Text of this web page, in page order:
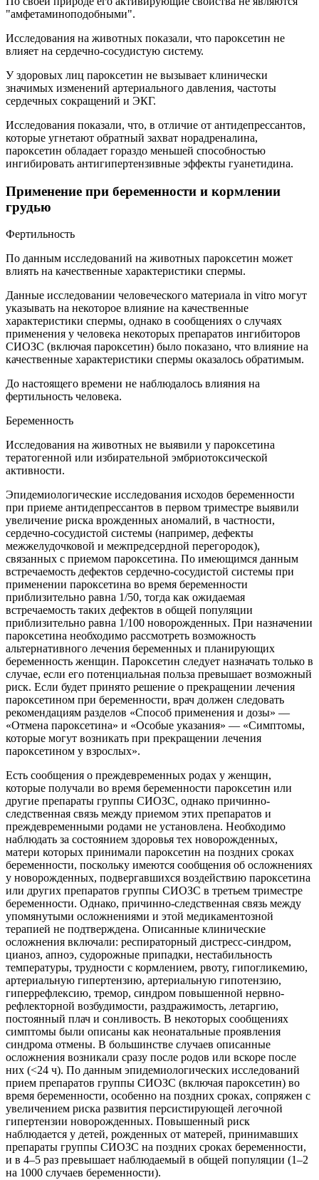
"амфетаминоподобными".
Исследования на животных показали, что пароксетин не
влияет на сердечно-сосудистую систему.
У здоровых лиц пароксетин не вызывает клинически
значимых изменений артериального давления, частоты
сердечных сокращений и ЭКГ.
Исследования показали, что, в отличие от антидепрессантов,
которые угнетают обратный захват норадреналина,
пароксетин обладает гораздо меньшей способностью
ингибировать антигипертензивные эффекты гуанетидина.
Применение при беременности и кормлении
грудью
Фертильность
По данным исследований на животных пароксетин может
влиять на качественные характеристики спермы.
Данные исследовании человеческого материала in vitro могут
указывать на некоторое влияние на качественные
характеристики спермы, однако в сообщениях о случаях
применения у человека некоторых препаратов ингибиторов
СИОЗС (включая пароксетин) было показано, что влияние на
качественные характеристики спермы оказалось обратимым.
До настоящего времени не наблюдалось влияния на
фертильность человека.
Беременность
Исследования на животных не выявили у пароксетина
тератогенной или избирательной эмбриотоксической
активности.
Эпидемиологические исследования исходов беременности
при приеме антидепрессантов в первом триместре выявили
увеличение риска врожденных аномалий, в частности,
сердечно-сосудистой системы (например, дефекты
межжелудочковой и межпредсердной перегородок),
связанных с приемом пароксетина. По имеющимся данным
встречаемость дефектов сердечно-сосудистой системы при
применении пароксетина во время беременности
приблизительно равна 1/50, тогда как ожидаемая
встречаемость таких дефектов в общей популяции
приблизительно равна 1/100 новорожденных. При назначении
пароксетина необходимо рассмотреть возможность
альтернативного лечения беременных и планирующих
беременность женщин. Пароксетин следует назначать только в
случае, если его потенциальная польза превышает возможный
риск. Если будет принято решение о прекращении лечения
пароксетином при беременности, врач должен следовать
рекомендациям разделов «Способ применения и дозы» —
«Отмена пароксетина» и «Особые указания» — «Симптомы,
которые могут возникать при прекращении лечения
пароксетином у взрослых».
Есть сообщения о преждевременных родах у женщин,
которые получали во время беременности пароксетин или
другие препараты группы СИОЗС, однако причинно-
следственная связь между приемом этих препаратов и
преждевременными родами не установлена. Необходимо
наблюдать за состоянием здоровья тех новорожденных,
матери которых принимали пароксетин на поздних сроках
беременности, поскольку имеются сообщения об осложнениях
у новорожденных, подвергавшихся воздействию пароксетина
или других препаратов группы СИОЗС в третьем триместре
беременности. Однако, причинно-следственная связь между
упомянутыми осложнениями и этой медикаментозной
терапией не подтверждена. Описанные клинические
осложнения включали: респираторный дистресс-синдром,
цианоз, апноэ, судорожные припадки, нестабильность
температуры, трудности с кормлением, рвоту, гипогликемию,
артериальную гипертензию, артериальную гипотензию,
гиперрефлексию, тремор, синдром повышенной нервно-
рефлекторной возбудимости, раздражимость, летаргию,
постоянный плач и сонливость. В некоторых сообщениях
симптомы были описаны как неонатальные проявления
синдрома отмены. В большинстве случаев описанные
осложнения возникали сразу после родов или вскоре после
них (<24 ч). По данным эпидемиологических исследований
прием препаратов группы СИОЗС (включая пароксетин) во
время беременности, особенно на поздних сроках, сопряжен с
увеличением риска развития персистирующей легочной
гипертензии новорожденных. Повышенный риск
наблюдается у детей, рожденных от матерей, принимавших
препараты группы СИОЗС на поздних сроках беременности,
и в 4–5 раз превышает наблюдаемый в общей популяции (1–2
на 1000 случаев беременности).